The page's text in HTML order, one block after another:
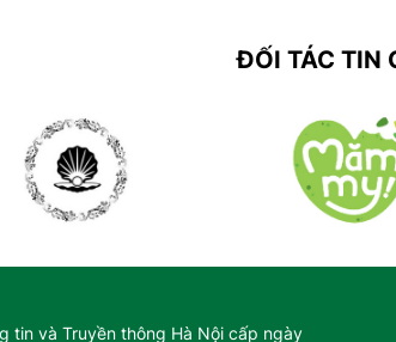
ĐỐI TÁC TIN
tin và Truyền thông Hà Nội cấp ngày